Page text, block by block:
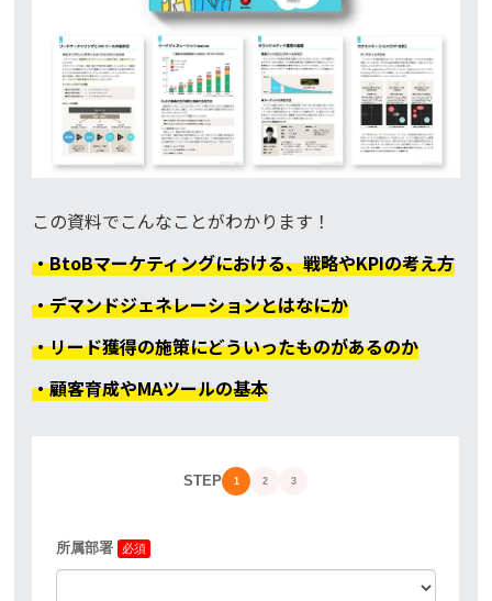
この資料でこんなことがわかります！
・BtoBマーケティングにおける、戦略やKPIの考え方
・デマンドジェネレーションとはなにか
・リード獲得の施策にどういったものがあるのか
・顧客育成やMAツールの基本